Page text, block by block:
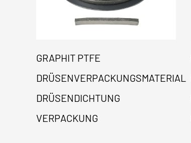
GRAPHIT PTFE
DRÜSENVERPACKUNGSMATERIAL
DRÜSENDICHTUNG
VERPACKUNG